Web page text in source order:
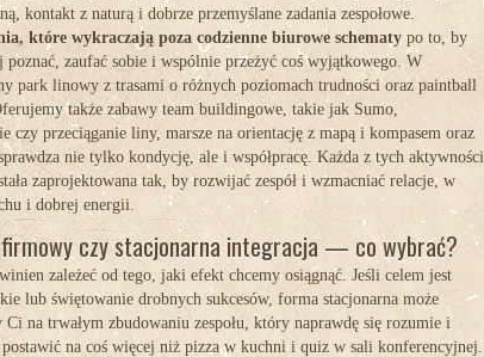
kontakt z naturą i dobrze przemyślane zadania zespołowe.
które wykraczają poza codzienne biurowe schematy po to, by
zaufać sobie i wspólnie przeżyć coś wyjątkowego. W
park linowy z trasami o różnych poziomach trudności oraz paintball
także zabawy team buildingowe, takie jak Sumo,
czy przeciąganie liny, marsze na orientację z mapą i kompasem oraz
nie tylko kondycję, ale i współpracę. Każda z tych aktywności
zaprojektowana tak, by rozwijać zespół i wzmacniać relacje, w
i dobrej energii.
czy stacjonarna integracja — co wybrać?
zależeć od tego, jaki efekt chcemy osiągnąć. Jeśli celem jest
lub świętowanie drobnych sukcesów, forma stacjonarna może
na trwałym zbudowaniu zespołu, który naprawdę się rozumie i
na coś więcej niż pizza w kuchni i quiz w sali konferencyjnej.